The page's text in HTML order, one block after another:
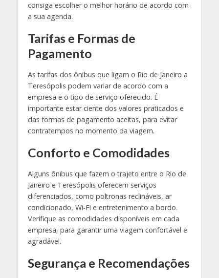
consiga escolher o melhor horário de acordo com
a sua agenda.
Tarifas e Formas de
Pagamento
As tarifas dos ônibus que ligam o Rio de Janeiro a
Teresópolis podem variar de acordo com a
empresa e o tipo de serviço oferecido. É
importante estar ciente dos valores praticados e
das formas de pagamento aceitas, para evitar
contratempos no momento da viagem.
Conforto e Comodidades
Alguns ônibus que fazem o trajeto entre o Rio de
Janeiro e Teresópolis oferecem serviços
diferenciados, como poltronas reclináveis, ar
condicionado, Wi-Fi e entretenimento a bordo.
Verifique as comodidades disponíveis em cada
empresa, para garantir uma viagem confortável e
agradável.
Segurança e Recomendações